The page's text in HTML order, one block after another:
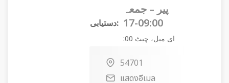
دستیابی:
پیر – جمعہ
09:00-17
:00 ای میل، چیٹ
54701
แสดงอีเมล